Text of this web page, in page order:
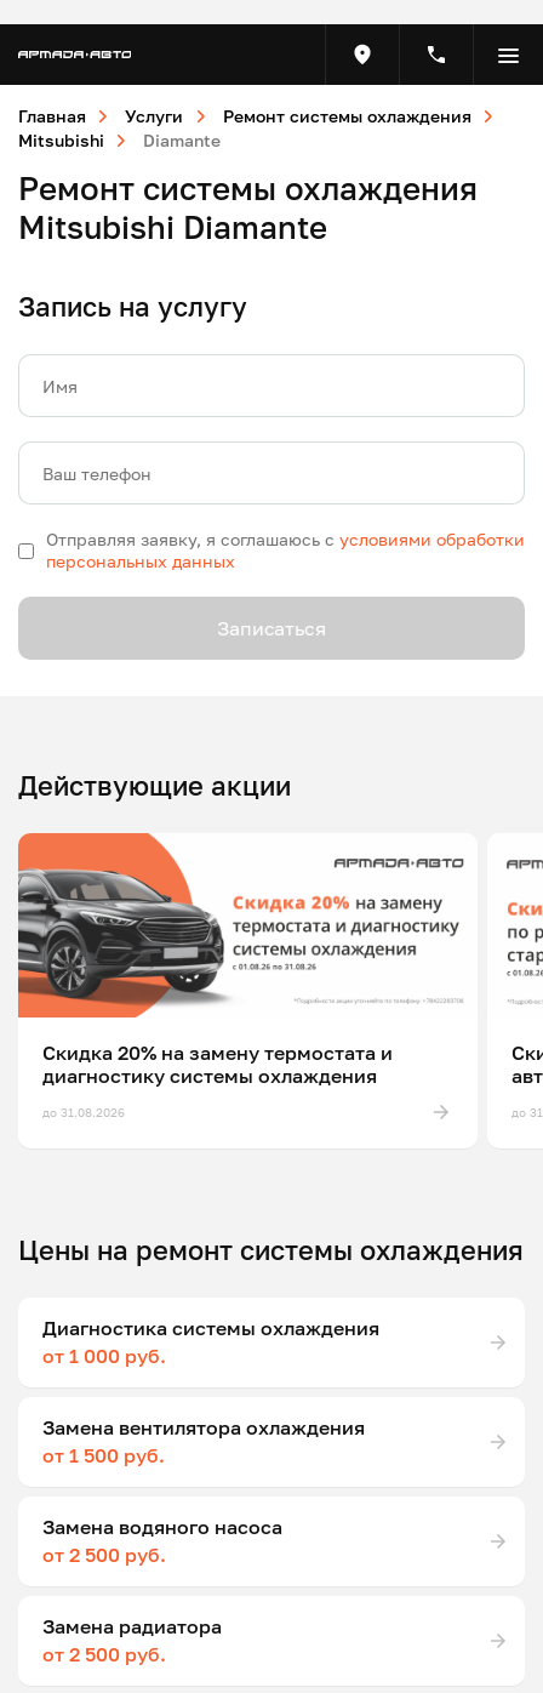
Главная Услуги
Ремонт системы охлаждения
Mitsubishi
Diamante
Ремонт системы охлаждения
Mitsubishi Diamante
Запись на услугу
Имя
Ваш телефон
Отправляя заявку, я соглашаюсь с условиями обработки
персональных данных
Записаться
Действующие акции
Скидка 20% на замену термостата и
диагностику системы охлаждения
до 31.08.2026 до
Цены на ремонт системы охлаждения
Диагностика системы охлаждения
от 1 000 руб.
Замена вентилятора охлаждения
от 1 500 руб.
Замена водяного насоса
от 2 500 руб.
Замена радиатора
от 2 500 руб.